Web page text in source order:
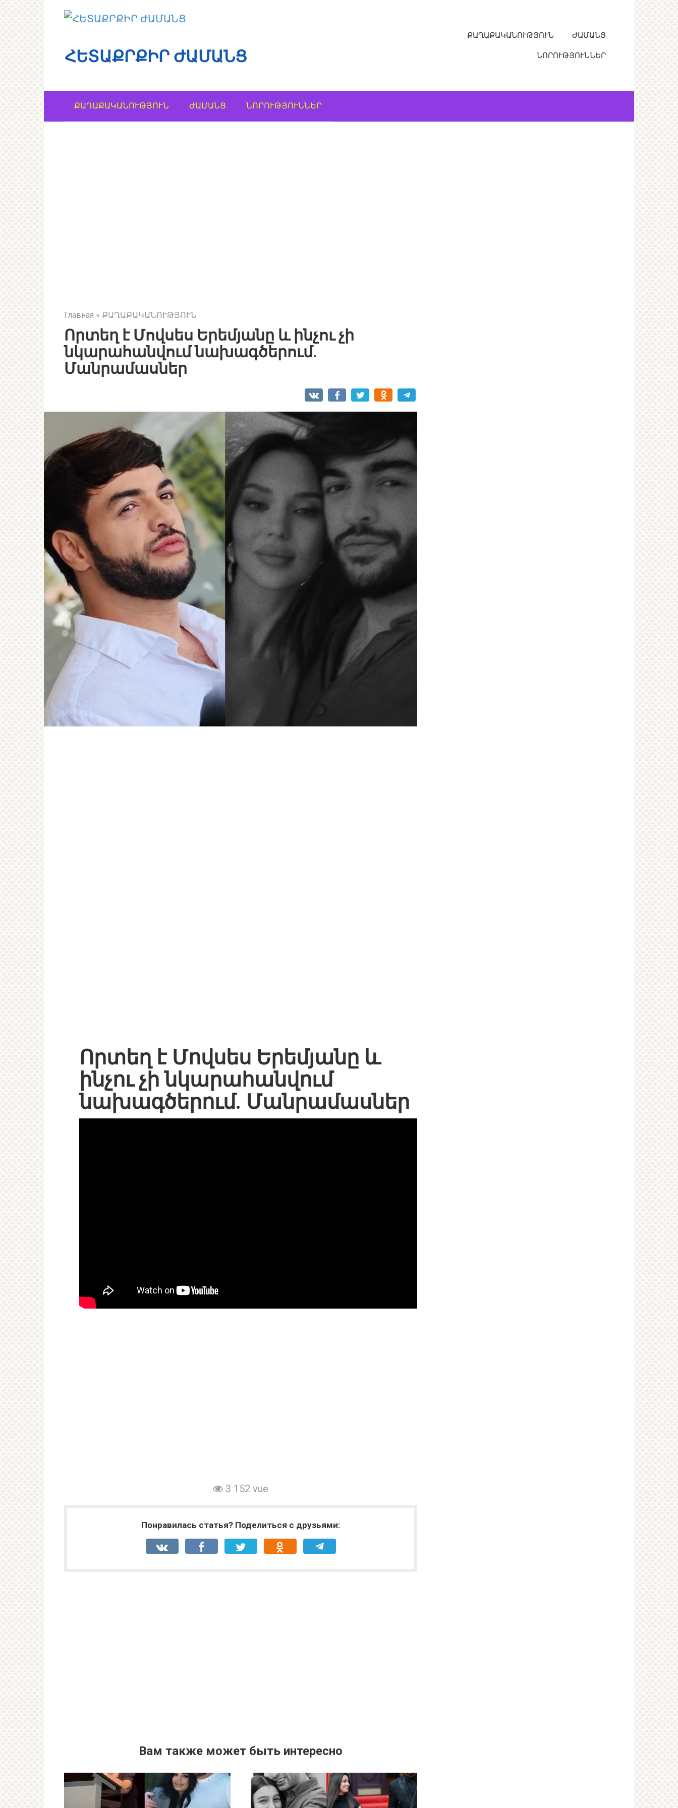
ՀԵՏԱՔՐՔԻՐ ԺԱՄԱՆՑ
ՔԱՂԱՔԱԿԱՆՈՒԹՅՈՒՆ ԺԱՄԱՆՑ
ՆՈՐՈՒԹՅՈՒՆՆԵՐ
ՔԱՂԱՔԱԿԱՆՈՒԹՅՈՒՆ ԺԱՄԱՆՑ ՆՈՐՈՒԹՅՈՒՆՆԵՐ
Главная » ՔԱՂԱՔԱԿԱՆՈՒԹՅՈՒՆ
Որտեղ է Մովսես Երեմյանը և ինչու չի
նկարահանվում նախագծերում.
Մանրամասներ
Որտեղ է Մովսես Երեմյանը և
ինչու չի նկարահանվում
նախագծերում. Մանրամասներ
3 152 vue
Понравилась статья? Поделиться с друзьями:
Вам также может быть интересно